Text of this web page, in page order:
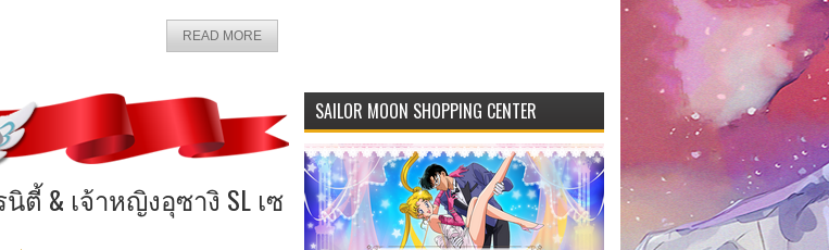
READ MORE
& เจ้าหญิงอุซางิ SL เซ
SAILOR MOON SHOPPING CENTER